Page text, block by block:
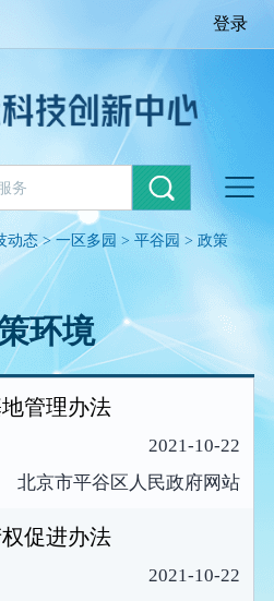
登录
动态>一区多园 >平谷园 >政策
环境
管理办法
2021-10-22
北京市平谷区人民政府网站
促进办法
2021-10-22